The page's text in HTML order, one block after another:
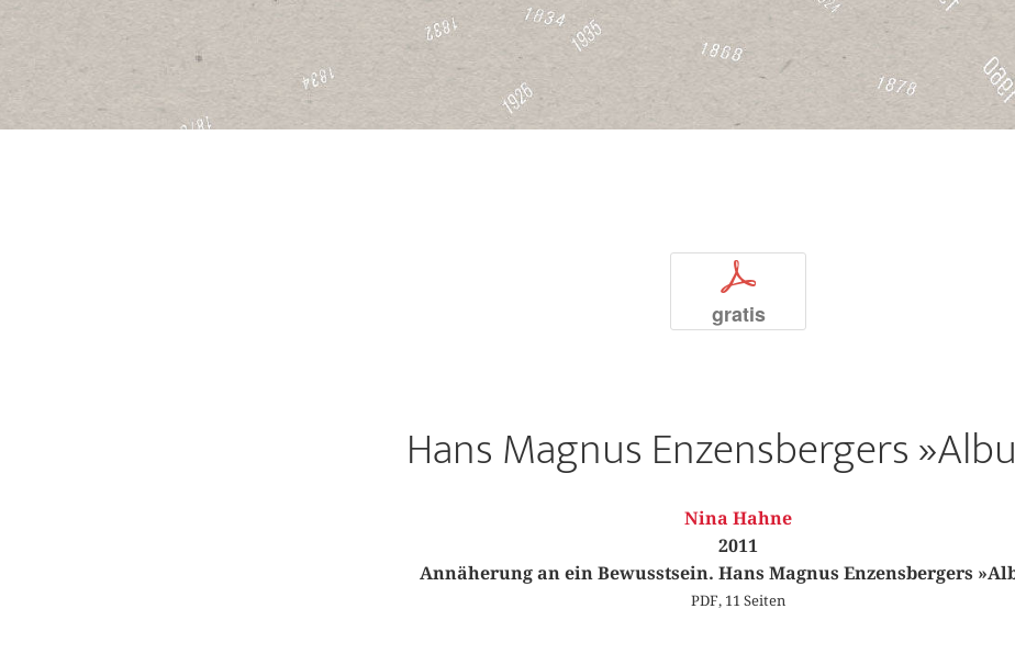
p
gratis
Hans Magnus Enzensbergers
Nina Hahne
2011
Annäherung an ein Bewusstsein. Hans Magnus Enzensbergers
PDF, 11 Seiten